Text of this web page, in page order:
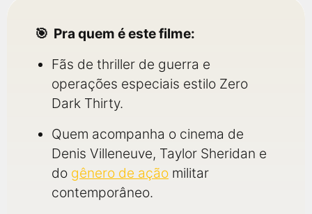
Pra quem é este filme:
Fãs de thriller de guerra e
operações especiais estilo Zero
Dark Thirty.
Quem acompanha o cinema de
Denis Villeneuve, Taylor Sheridan e
do gênero de ação militar
contemporâneo.